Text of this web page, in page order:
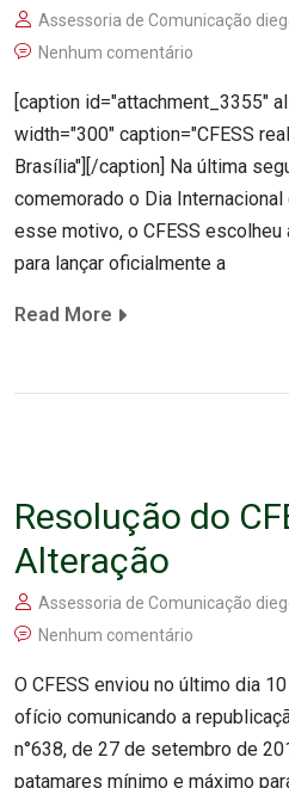
Assessoria de Comunicação
Nenhum comentário
[caption id="attachment_3355"
width="300" caption="CFESS
Brasília"][/caption] Na última
comemorado o Dia
esse motivo, o CFESS
para lançar oficialmente a
Read More
Resolução do
Alteração
Assessoria de Comunicação
Nenhum comentário
O CFESS enviou no último dia
ofício comunicando a
n°638, de 27 de setembro de
patamares mínimo e máximo